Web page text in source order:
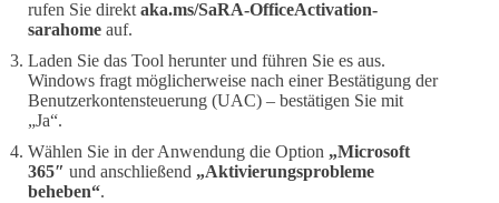
rufen Sie direkt aka.ms/SaRA-OfficeActivation-
sarahome auf.
Laden Sie das Tool herunter und führen Sie es aus.
Windows fragt möglicherweise nach einer Bestätigung der
Benutzerkontensteuerung (UAC) – bestätigen Sie mit
„Ja“.
Wählen Sie in der Anwendung die Option „Microsoft
365″ und anschließend „Aktivierungsprobleme
beheben“.